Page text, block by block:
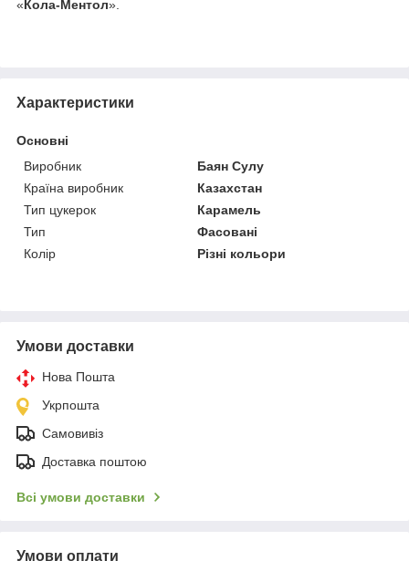
«Кола-Ментол».
Характеристики
Основні
Виробник
Баян Сулу
Країна виробник
Казахстан
Тип цукерок
Карамель
Тип
Фасовані
Колір
Різні кольори
Умови доставки
Нова Пошта
Укрпошта
Самовивіз
Доставка поштою
Всі умови доставки
Умови оплати